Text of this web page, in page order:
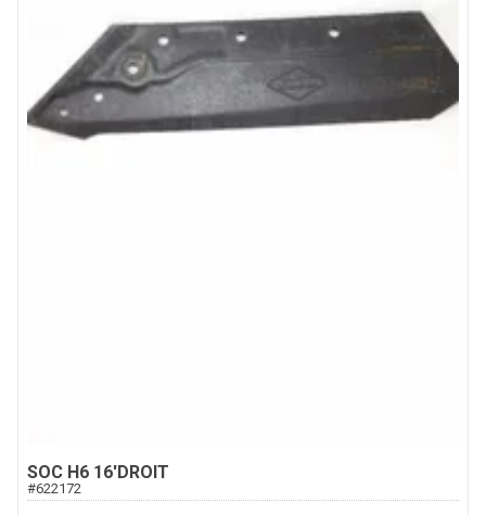
SOC H6 16'DROIT
#622172